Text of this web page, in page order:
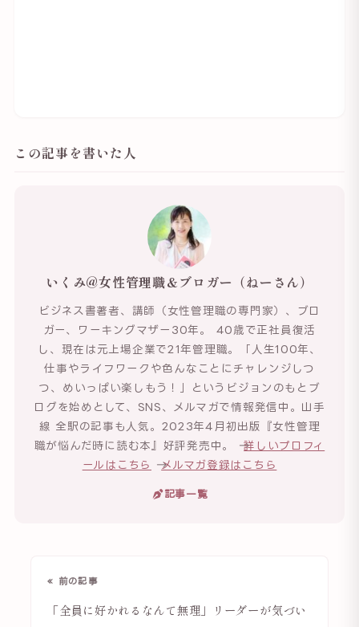
この記事を書いた人
いくみ@女性管理職＆ブロガー（ねーさん）
ビジネス書著者、講師（女性管理職の専門家）、ブロ
ガー、ワーキングマザー30年。 40歳で正社員復活
し、現在は元上場企業で21年管理職。「人生100年、
仕事やライフワークや色んなことにチャレンジしつ
つ、めいっぱい楽しもう！」というビジョンのもとブ
ログを始めとして、SNS、メルマガで情報発信中。山手
線 全駅の記事も人気。2023年4月初出版『女性管理
職が悩んだ時に読む本』好評発売中。 →詳しいプロフィ
ールはこちら
→メルマガ登録はこちら
記事一覧
« 前の記事
「全員に好かれるなんて無理」リーダーが気づい